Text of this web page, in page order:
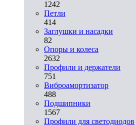
1242
Петли
414
Заглушки и насадки
82
Опоры и колеса
2632
Профили и держатели
751
Виброамортизатор
488
Подшипники
1567
Профили для светодиодов